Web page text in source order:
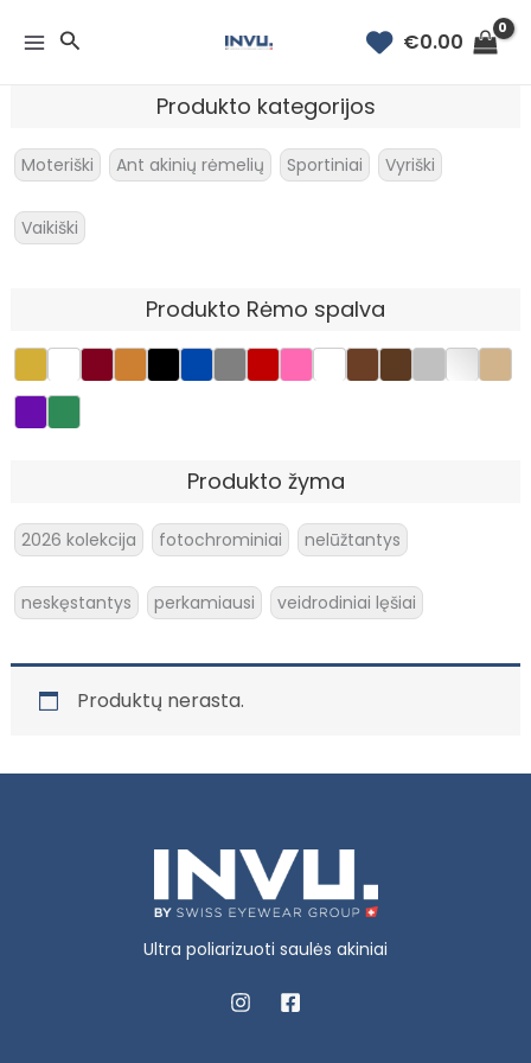
prie
Paieška €0.00
Produkto kategorijos
Moteriški Ant akinių rėmelių Sportiniai Vyriški
Vaikiški
Produkto Rėmo spalva
Produkto žyma
2026 kolekcija fotochrominiai nelūžtantys
neskęstantys perkamiausi veidrodiniai lęšiai
Produktų nerasta.
Ultra poliarizuoti saulės akiniai